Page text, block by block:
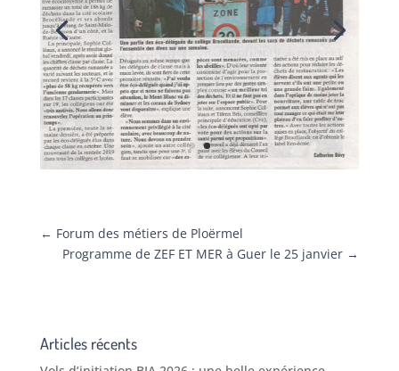
←Forum des métiers de Ploërmel